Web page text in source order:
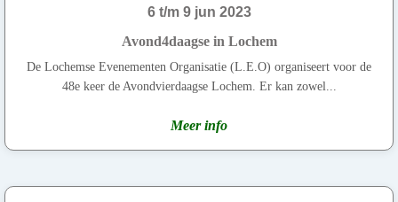
6 t/m 9 jun 2023
Avond4daagse in Lochem
De Lochemse Evenementen Organisatie (L.E.O) organiseert voor de
48e keer de Avondvierdaagse Lochem. Er kan zowel...
Meer info